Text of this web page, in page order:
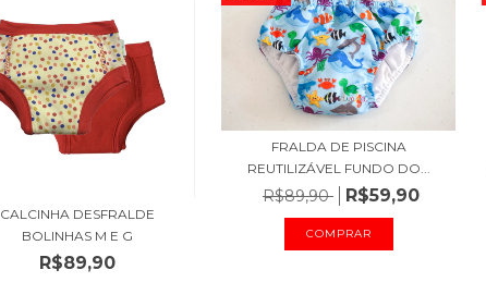
CALCINHA DESFRALDE
BOLINHAS M E G
R$89,90
FRALDA DE PISCINA
REUTILIZÁVEL FUNDO DO...
R$89,90 R$59,90
COMPRAR